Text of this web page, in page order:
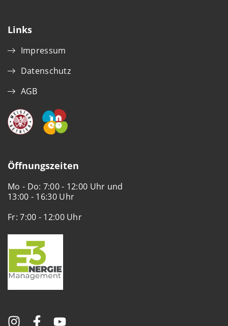
Links
Impressum
Datenschutz
AGB
Öffnungszeiten
Mo - Do: 7:00 - 12:00 Uhr und
13:00 - 16:30 Uhr
Fr: 7:00 - 12:00 Uhr